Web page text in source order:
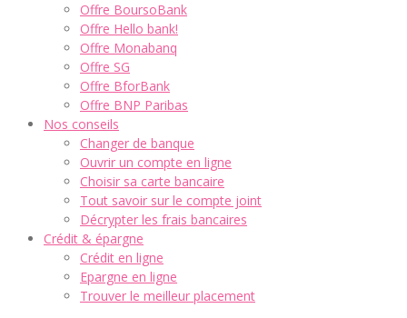
Offre BoursoBank
Offre Hello bank!
Offre Monabanq
Offre SG
Offre BforBank
Offre BNP Paribas
Nos conseils
Changer de banque
Ouvrir un compte en ligne
Choisir sa carte bancaire
Tout savoir sur le compte joint
Décrypter les frais bancaires
Crédit & épargne
Crédit en ligne
Epargne en ligne
Trouver le meilleur placement